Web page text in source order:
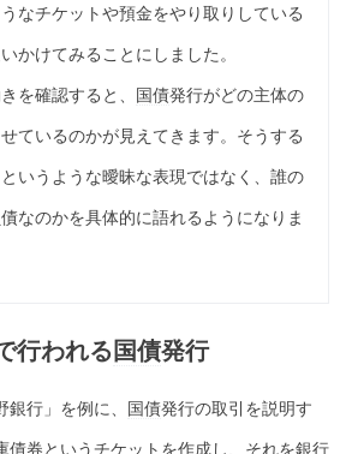
なチケットや預金をやり取りしている
かけてみることにしました。
を確認すると、 国債発行がどの主体の
ているのかが見えてきます。そうする
いうような曖昧な表現ではなく、誰の
なのかを具体的に語れるようになりま
行われる 国債発行
行」を例に、 国債発行の取引を説明す
債券というチケットを作成し、それを銀行